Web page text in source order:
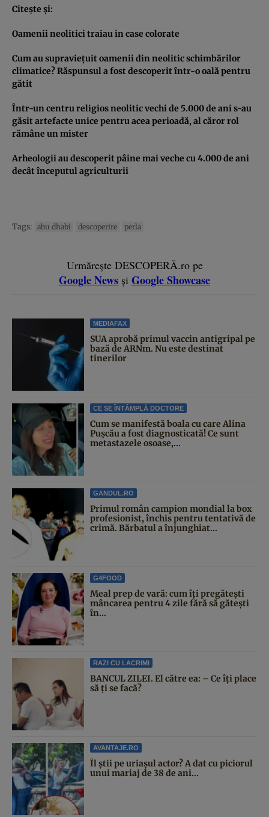
Citeşte şi:
Oamenii neolitici traiau in case colorate
Cum au supravieţuit oamenii din neolitic schimbărilor
climatice? Răspunsul a fost descoperit într-o oală pentru
gătit
Într-un centru religios neolitic vechi de 5.000 de ani s-au
găsit artefacte unice pentru acea perioadă, al căror rol
rămâne un mister
Arheologii au descoperit pâine mai veche cu 4.000 de ani
decât începutul agriculturii
Tags: abu dhabi descoperire perla
Urmărește DESCOPERĂ.ro pe
Google News și Google Showcase
MEDIAFAX
SUA aprobă primul vaccin antigripal pe
bază de ARNm. Nu este destinat
tinerilor
CE SE ÎNTÂMPLĂ DOCTORE
Cum se manifestă boala cu care Alina
Pușcău a fost diagnosticată! Ce sunt
metastazele osoase,...
GANDUL.RO
Primul român campion mondial la box
profesionist, închis pentru tentativă de
crimă. Bărbatul a înjunghiat...
G4FOOD
Meal prep de vară: cum îți pregătești
mâncarea pentru 4 zile fără să gătești
în...
RAZI CU LACRIMI
BANCUL ZILEI. El către ea: – Ce îți place
să ți se facă?
AVANTAJE.RO
Îl știi pe uriașul actor? A dat cu piciorul
unui mariaj de 38 de ani...